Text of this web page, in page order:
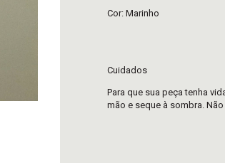
Cor: Marinho
Cuidados
Para que sua peça tenha
mão e seque à sombra.